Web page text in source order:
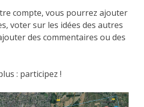
compte, vous pourrez ajouter
voter sur les idées des autres
des commentaires ou des
: participez !